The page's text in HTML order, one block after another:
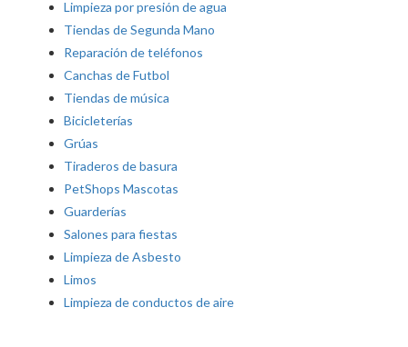
Limpieza por presión de agua
Tiendas de Segunda Mano
Reparación de teléfonos
Canchas de Futbol
Tiendas de música
Bicicleterías
Grúas
Tiraderos de basura
PetShops Mascotas
Guarderías
Salones para fiestas
Limpieza de Asbesto
Limos
Limpieza de conductos de aire